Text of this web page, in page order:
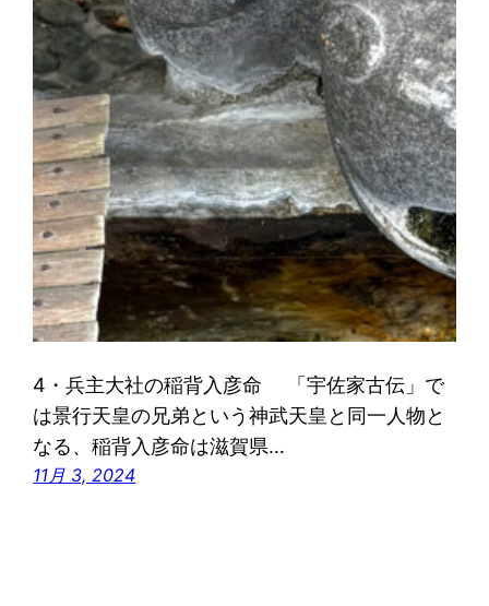
4・兵主大社の稲背入彦命 「宇佐家古伝」で
は景行天皇の兄弟という神武天皇と同一人物と
なる、稲背入彦命は滋賀県…
11月 3, 2024